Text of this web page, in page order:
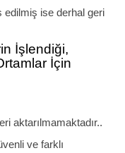
ise derhal geri
İşlendiği,
İçin
ve farklı